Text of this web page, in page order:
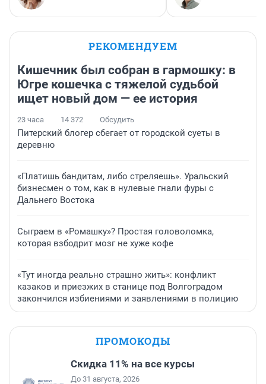
РЕКОМЕНДУЕМ
Кишечник был собран в гармошку: в
Югре кошечка с тяжелой судьбой
ищет новый дом — ее история
23 часа 14 372 Обсудить
Питерский блогер сбегает от городской суеты в
деревню
«Платишь бандитам, либо стреляешь». Уральский
бизнесмен о том, как в нулевые гнали фуры с
Дальнего Востока
Сыграем в «Ромашку»? Простая головоломка,
которая взбодрит мозг не хуже кофе
«Тут иногда реально страшно жить»: конфликт
казаков и приезжих в станице под Волгоградом
закончился избиениями и заявлениями в полицию
ПРОМОКОДЫ
Скидка 11% на все курсы
До 31 августа, 2026